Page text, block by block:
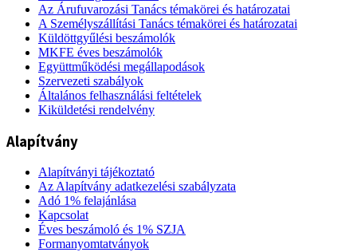
Az Árufuvarozási Tanács témakörei és határozatai
A Személyszállítási Tanács témakörei és határozatai
Küldöttgyűlési beszámolók
MKFE éves beszámolók
Együttműködési megállapodások
Szervezeti szabályok
Általános felhasználási feltételek
Kiküldetési rendelvény
Alapítvány
Alapítványi tájékoztató
Az Alapítvány adatkezelési szabályzata
Adó 1% felajánlása
Kapcsolat
Éves beszámoló és 1% SZJA
Formanyomtatványok